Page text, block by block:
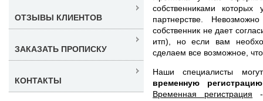
собственниками
партнерстве.
собственник не дает
итп), но если вам
сделаем все возможное,
Наши специалисты
временную
Временная регистрация -
ОТЗЫВЫ КЛИЕНТОВ
ЗАКАЗАТЬ ПРОПИСКУ
КОНТАКТЫ